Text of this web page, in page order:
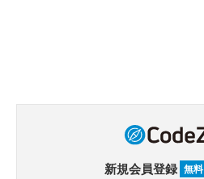
新規会員登録 無料